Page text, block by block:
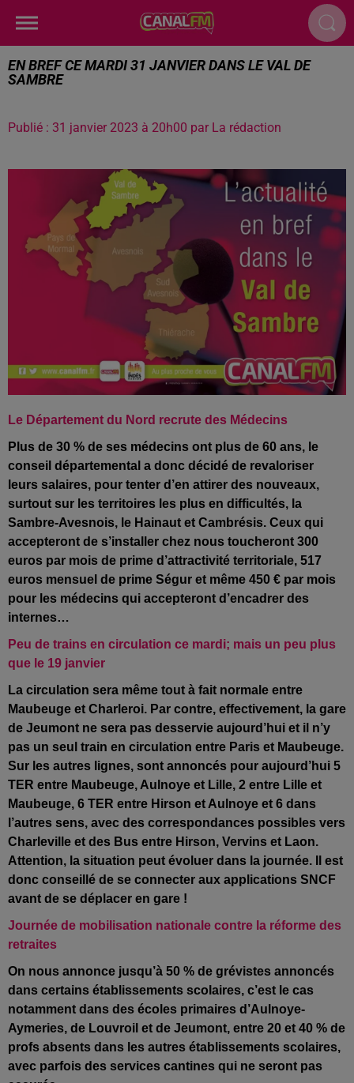
EN BREF CE MARDI 31 JANVIER DANS LE VAL DE
SAMBRE
Publié : 31 janvier 2023 à 20h00 par La rédaction
Le Département du Nord recrute des Médecins
Plus de 30 % de ses médecins ont plus de 60 ans, le
conseil départemental a donc décidé de revaloriser
leurs salaires, pour tenter d’en attirer des nouveaux,
surtout sur les territoires les plus en difficultés, la
Sambre-Avesnois, le Hainaut et Cambrésis. Ceux qui
accepteront de s’installer chez nous toucheront 300
euros par mois de prime d’attractivité territoriale, 517
euros mensuel de prime Ségur et même 450 € par mois
pour les médecins qui accepteront d’encadrer des
internes…
Peu de trains en circulation ce mardi; mais un peu plus
que le 19 janvier
La circulation sera même tout à fait normale entre
Maubeuge et Charleroi. Par contre, effectivement, la gare
de Jeumont ne sera pas desservie aujourd’hui et il n’y
pas un seul train en circulation entre Paris et Maubeuge.
Sur les autres lignes, sont annoncés pour aujourd’hui 5
TER entre Maubeuge, Aulnoye et Lille, 2 entre Lille et
Maubeuge, 6 TER entre Hirson et Aulnoye et 6 dans
l’autres sens, avec des correspondances possibles vers
Charleville et des Bus entre Hirson, Vervins et Laon.
Attention, la situation peut évoluer dans la journée. Il est
donc conseillé de se connecter aux applications SNCF
avant de se déplacer en gare !
Journée de mobilisation nationale contre la réforme des
retraites
On nous annonce jusqu’à 50 % de grévistes annoncés
dans certains établissements scolaires, c’est le cas
notamment dans des écoles primaires d’Aulnoye-
Aymeries, de Louvroil et de Jeumont, entre 20 et 40 % de
profs absents dans les autres établissements scolaires,
avec parfois des services cantines qui ne seront pas